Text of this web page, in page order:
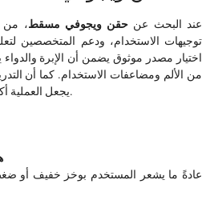
عند البحث عن حقن ويجوفي مسقط، من
توجيهات الاستخدام، ودعم المتخصصين
اختيار مصدر موثوق يضمن أن الإبرة والدواء
من الألم ومضاعفات الاستخدام. كما أن
يجعل العملية أكثر سلاسة وأقل إيلامًا مع الوقت.
عادةً ما يشعر المستخدم بوخز خفيف أو